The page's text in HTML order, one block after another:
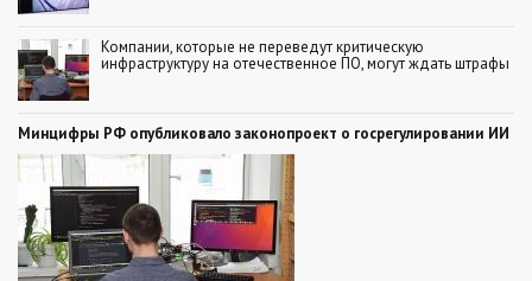
Компании, которые не переведут критическую
инфраструктуру на отечественное ПО, могут ждать штрафы
Минцифры РФ опубликовало законопроект о госрегулировании ИИ